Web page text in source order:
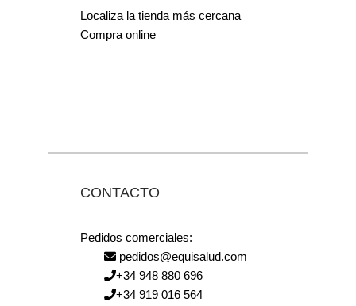
Localiza la tienda más cercana
Compra online
CONTACTO
Pedidos comerciales:
pedidos@equisalud.com
+34 948 880 696
+34 919 016 564